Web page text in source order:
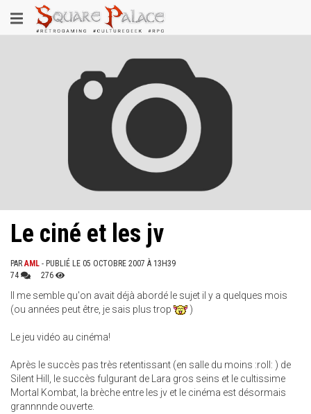
au
contenu
Toggle
navigation
Le ciné et les jv
PARAML - PUBLIÉ LE 05 OCTOBRE 2007 À 13H39
74
276
Il me semble qu'on avait déjà abordé le sujet il y a quelques mois
(ou années peut être, je sais plus trop
)
Le jeu vidéo au cinéma!
Après le succès pas très retentissant (en salle du moins :roll: ) de
Silent Hill, le succès fulgurant de Lara gros seins et le cultissime
Mortal Kombat, la brèche entre les jv et le cinéma est désormais
grannnnde ouverte.